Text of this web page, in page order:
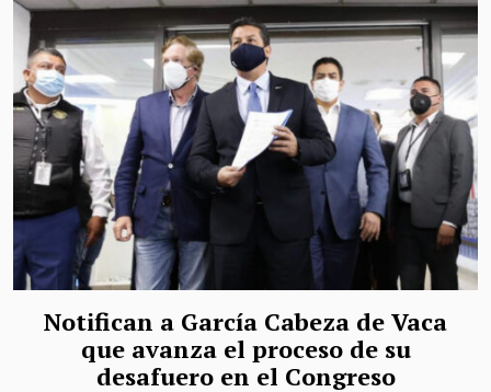
Notifican a García Cabeza de Vaca
que avanza el proceso de su
desafuero en el Congreso